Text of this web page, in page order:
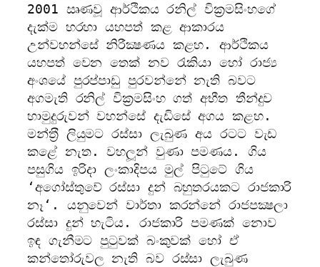
2001 ඍණවූ ආර්ථිකය රනිල් වික‍්‍රමසිංහගේ
දැක්ම හරහා යහපත් කළ ආකාරය
උන්වහන්සේ නිරීක්‍ෂණය කළහ. ආර්ථිකය
යහපත් වෙන තෙක් නව රැකියා හෝ රාජ්‍ය
අංශයේ පුරප්පාඩු පුරවන්නේ නැති බවට
අගමැති රනිල් වික‍්‍රමසිංහ ගත් අභීත තීන්දුව
හාමුදුරුවන් වහන්සේ දැඩිසේ අගය කළහ.
මන්ත‍්‍රී ලියුමට රස්සා ලැබුණ අය රටට වැඩ
කළේ නැත. වහලූන් වුණා පමණය. ගිය
පසුගිය ඉරිදා ලංකාදිපය මුල් පිටුටේ ගිය
‘අගෝස්තුවේ රස්සා දුන් බහුතරයකට රාජකාරි
නෑ‘. යනුවෙන් වාර්තා කරන්නේ රාජපක්‍ෂලා
රස්සා දුන් හැටිය. රාජකාරි පමණක් නොව
ඉඳ ගැනීමට පුටුවක් බංකුවක් හෝ ඒ
කන්තෝරුවල නැති බව රස්සා ලැබුණ